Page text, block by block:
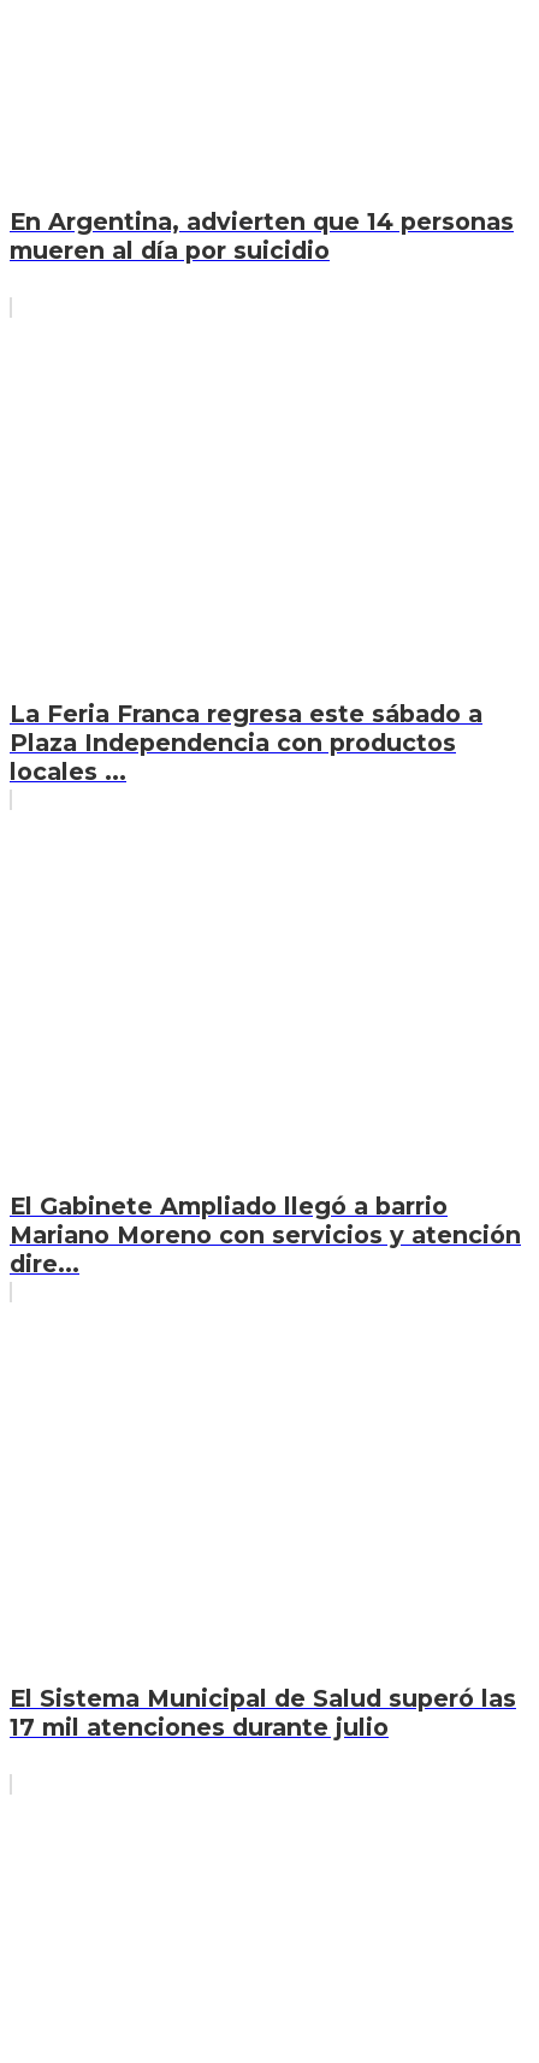
En Argentina, advierten que 14 personas
mueren al día por suicidio
La Feria Franca regresa este sábado a
Plaza Independencia con productos
locales ...
El Gabinete Ampliado llegó a barrio
Mariano Moreno con servicios y atención
dire...
El Sistema Municipal de Salud superó las
17 mil atenciones durante julio